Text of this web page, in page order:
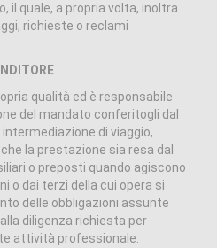
il quale, a propria volta, inoltra
richieste o reclami
qualità ed è responsabile
del mandato conferitogli dal
di viaggio,
la prestazione sia resa dal
o preposti quando agiscono
o dai terzi della cui opera si
delle obbligazioni assunte
diligenza richiesta per
attività professionale.